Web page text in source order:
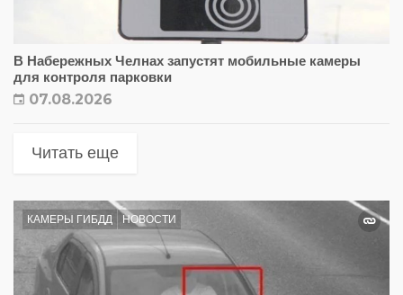
В Набережных Челнах запустят мобильные камеры
для контроля парковки
07.08.2026
Читать еще
КАМЕРЫ ГИБДД НОВОСТИ